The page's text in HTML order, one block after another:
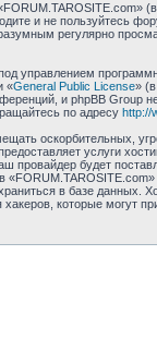
и не пользуйтесь
регулярно
управлением
«General Public License»
и phpBB Group
по адресу http://
оскорбительных,
услуги
провайдер будет
в базе данных.
хакеров, которые могут